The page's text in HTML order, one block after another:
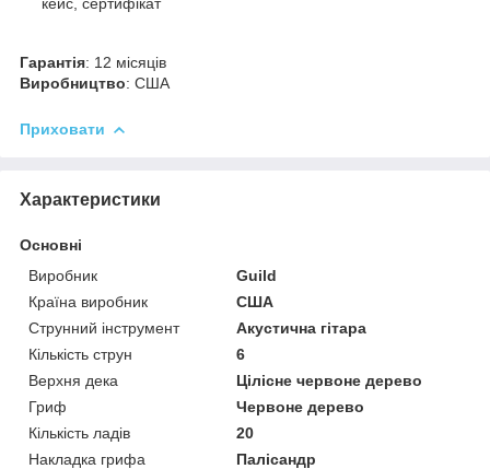
Гарантія: 12 місяців
Виробництво: США
Приховати
Характеристики
Основні
Виробник
Guild
Країна виробник
США
Струнний інструмент
Акустична гітара
Кількість струн
6
Верхня дека
Цілісне червоне дерево
Гриф
Червоне дерево
Кількість ладів
20
Накладка грифа
Палісандр